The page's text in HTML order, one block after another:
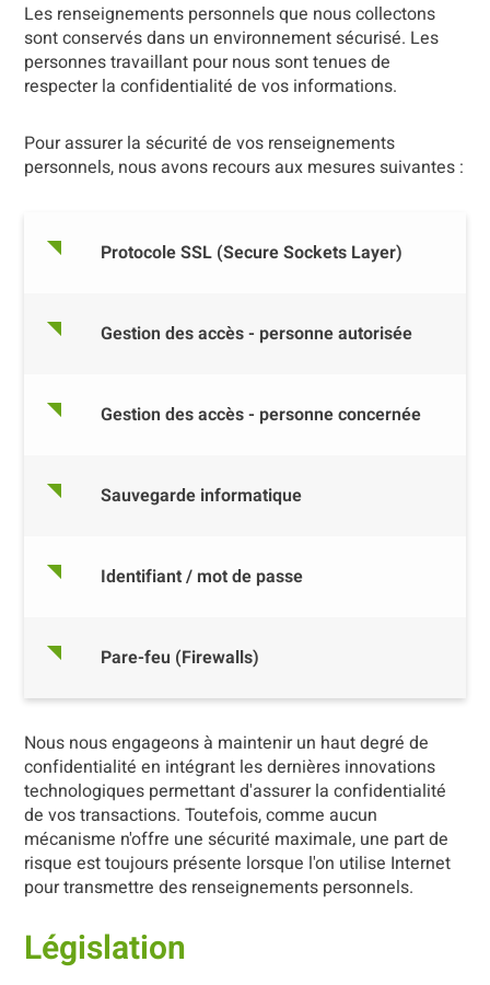
Les renseignements personnels que nous collectons
sont conservés dans un environnement sécurisé. Les
personnes travaillant pour nous sont tenues de
respecter la confidentialité de vos informations.
Pour assurer la sécurité de vos renseignements
personnels, nous avons recours aux mesures suivantes :
Protocole SSL (Secure Sockets Layer)
Gestion des accès - personne autorisée
Gestion des accès - personne concernée
Sauvegarde informatique
Identifiant / mot de passe
Pare-feu (Firewalls)
Nous nous engageons à maintenir un haut degré de
confidentialité en intégrant les dernières innovations
technologiques permettant d'assurer la confidentialité
de vos transactions. Toutefois, comme aucun
mécanisme n'offre une sécurité maximale, une part de
risque est toujours présente lorsque l'on utilise Internet
pour transmettre des renseignements personnels.
Législation